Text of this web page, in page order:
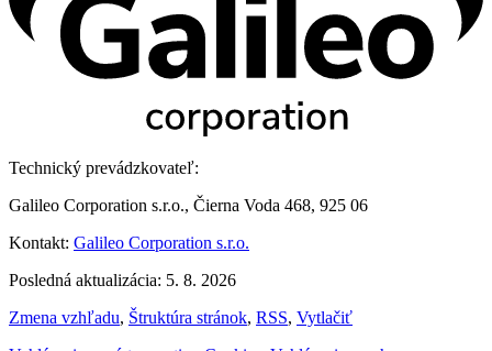
Technický prevádzkovateľ:
Galileo Corporation s.r.o., Čierna Voda 468, 925 06
Kontakt: Galileo Corporation s.r.o.
Posledná aktualizácia: 5. 8. 2026
Zmena vzhľadu, Štruktúra stránok, RSS, Vytlačiť